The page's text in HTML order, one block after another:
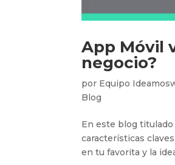
App Móvil
negocio?
por Equipo
Blog
En este blog titulado
características
en tu favorita y la